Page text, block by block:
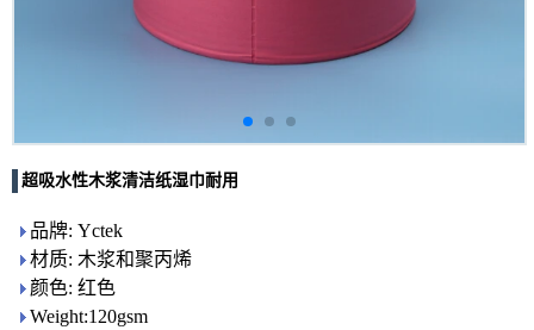
超吸水性木浆清洁纸湿巾耐用
品牌: Yctek
材质: 木浆和聚丙烯
颜色: 红色
Weight:120gsm